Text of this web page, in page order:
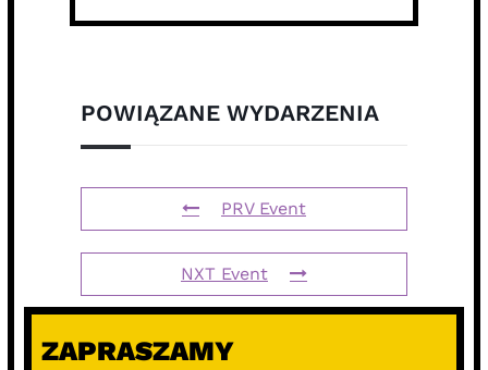
POWIĄZANE WYDARZENIA
PRV Event
NXT Event
ZAPRASZAMY